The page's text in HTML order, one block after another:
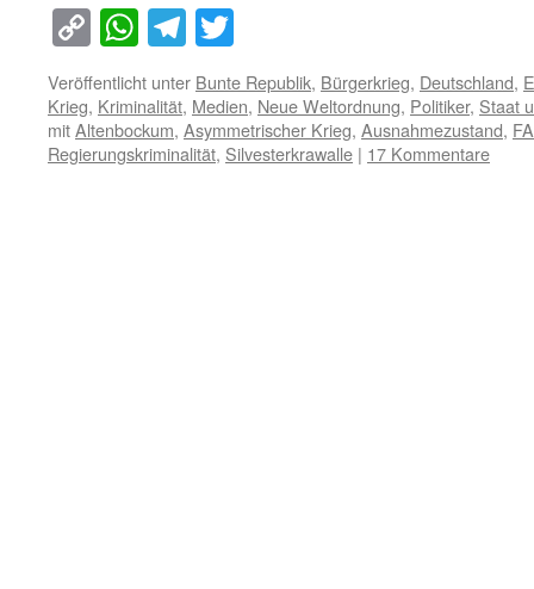
Copy
Link
WhatsApp
Telegram
Veröffentlicht unter Bunte Republik, Bürgerkrieg, Deutschland,
Krieg, Kriminalität, Medien, Neue Weltordnung, Politiker, Staat
mitAltenbockum, Asymmetrischer Krieg, Ausnahmezustand,
Regierungskriminalität, Silvesterkrawalle | 17 Kommentare